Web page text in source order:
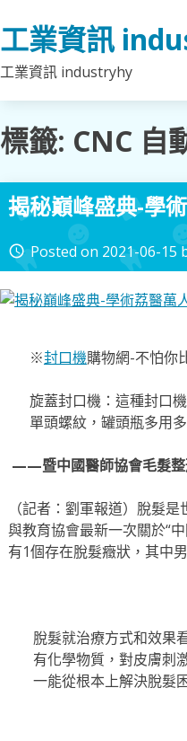
to
content
工業資訊
工業資訊 industryhy
標籤: CNC 自
揭秘巔峰盛典-學
access_time Posted on 2021-06-15
※封口機購物網-不怕你
旋蓋封口機：這種封口
單頭螺紋，罐頭瓶多用
——暨中國醫師協會毛髮
（記者：劉軍報道）脫髮
與教育協會最新一次關於“
有1個存在脫髮癥狀，其中
脫髮就治療方式和效果
有化學物質，對皮膚刺
一能從根本上解決脫髮